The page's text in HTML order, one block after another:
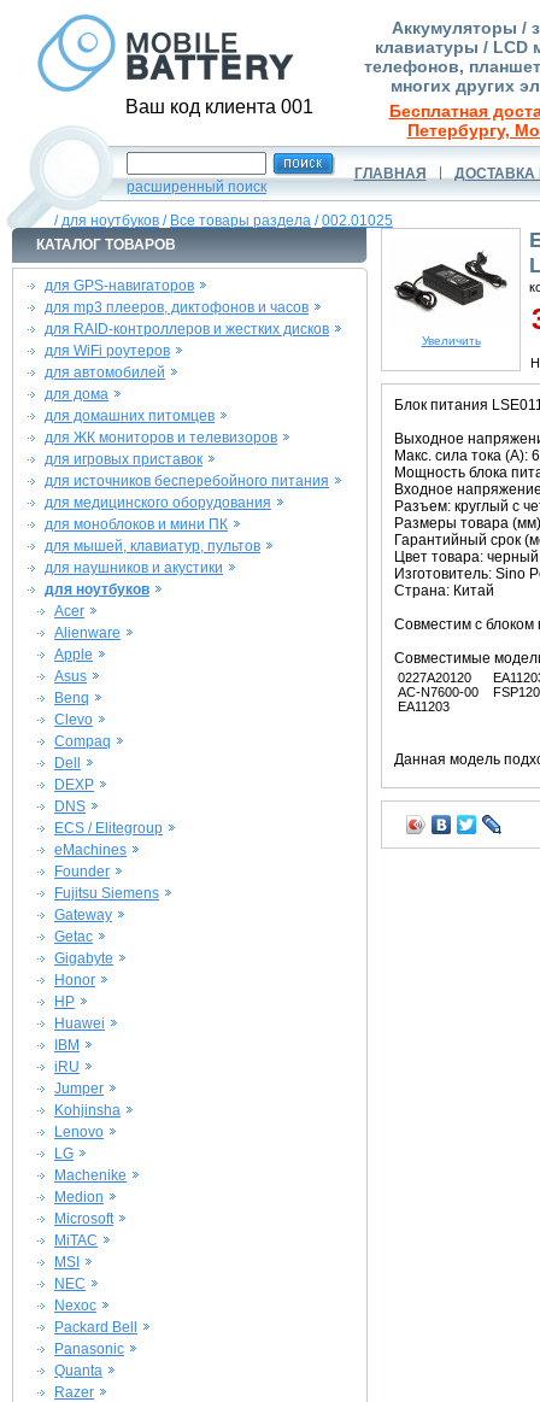
Ваш код клиента 001
Аккумуляторы /
клавиатуры / LCD
телефонов,
многих других
Бесплатная
Петербургу,
расширенный поиск
ГЛАВНАЯ ДОСТАВКА
/для ноутбуков / Все товары раздела /002.01025
КАТАЛОГ ТОВАРОВ
для GPS-навигаторов
для mp3 плееров, диктофонов и часов
для RAID-контроллеров и жестких дисков
для WiFi роутеров
для автомобилей
для дома
для домашних питомцев
для ЖК мониторов и телевизоров
для игровых приставок
для источников бесперебойного питания
для медицинского оборудования
для моноблоков и мини ПК
для мышей, клавиатур, пультов
для наушников и акустики
для ноутбуков
Acer
Alienware
Apple
Asus
Benq
Clevo
Compaq
Dell
DEXP
DNS
ECS / Elitegroup
eMachines
Founder
Fujitsu Siemens
Gateway
Getac
Gigabyte
Honor
HP
Huawei
IBM
iRU
Jumper
Kohjinsha
Lenovo
LG
Machenike
Medion
Microsoft
MiTAC
MSI
NEC
Nexoc
Packard Bell
Panasonic
Quanta
Razer
Увеличить
Блок питания
Выходное
Макс. сила тока (A): 6
Мощность блока
Входное
Разъем: круглый с
Размеры товара
Гарантийный срок
Цвет товара: черный
Изготовитель: Sino
Страна: Китай
Совместим с
Совместимые
0227A20120
AC-N7600-00
EA11203
Данная модель